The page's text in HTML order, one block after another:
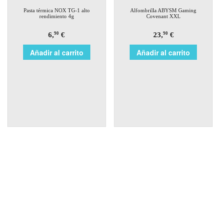
Pasta térmica NOX TG-1 alto
rendimiento 4g
6,90 €
Añadir al carrito
Alfombrilla ABYSM Gaming
Covenant XXL
23,90€
Añadir al carrito